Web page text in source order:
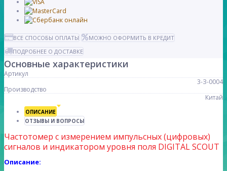
ВСЕ СПОСОБЫ ОПЛАТЫ
МОЖНО ОФОРМИТЬ В КРЕДИТ
ПОДРОБНЕЕ О ДОСТАВКЕ
Основные характеристики
Артикул
3-З-0004
Производство
Китай
ОПИСАНИЕ
ОТЗЫВЫ И ВОПРОСЫ
Частотомер с измерением импульсных (цифровых)
сигналов и индикатором уровня поля DIGITAL SCOUT
Описание: